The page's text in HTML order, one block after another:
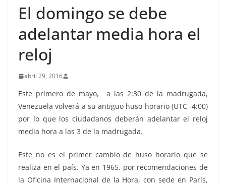
El domingo se debe
adelantar media hora el
reloj
abril 29, 2016
Este primero de mayo, a las 2:30 de la madrugada,
Venezuela volverá a su antiguo huso horario (UTC -4:00)
por lo que los ciudadanos deberán adelantar el reloj
media hora a las 3 de la madrugada.
Este no es el primer cambio de huso horario que se
realiza en el país. Ya en 1965, por recomendaciones de
la Oficina Internacional de la Hora, con sede en París,